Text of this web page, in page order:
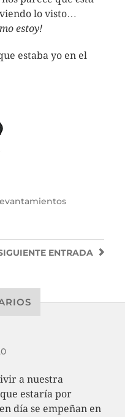
lo visto…
estoy!
estaba yo en el
ENTRADA
a nuestra
estaría por
día se empeñan en